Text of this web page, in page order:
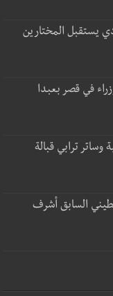
يستقبل المختارين
في قصر بعبدا
وساتر ترابي قبالة
السابق أشرف